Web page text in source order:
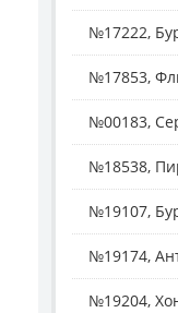
№17222,
№17853,
№00183,
№18538,
№19107,
№19174,
№19204,